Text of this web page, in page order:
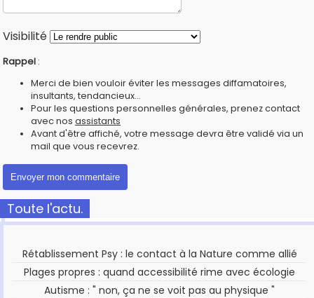
Visibilité
Rappel :
Merci de bien vouloir éviter les messages diffamatoires,
insultants, tendancieux...
Pour les questions personnelles générales, prenez contact
avec nos assistants
Avant d'être affiché, votre message devra être validé via un
mail que vous recevrez.
Toute l'actu.
Rétablissement Psy : le contact à la Nature comme allié
Plages propres : quand accessibilité rime avec écologie
Autisme : " non, ça ne se voit pas au physique "